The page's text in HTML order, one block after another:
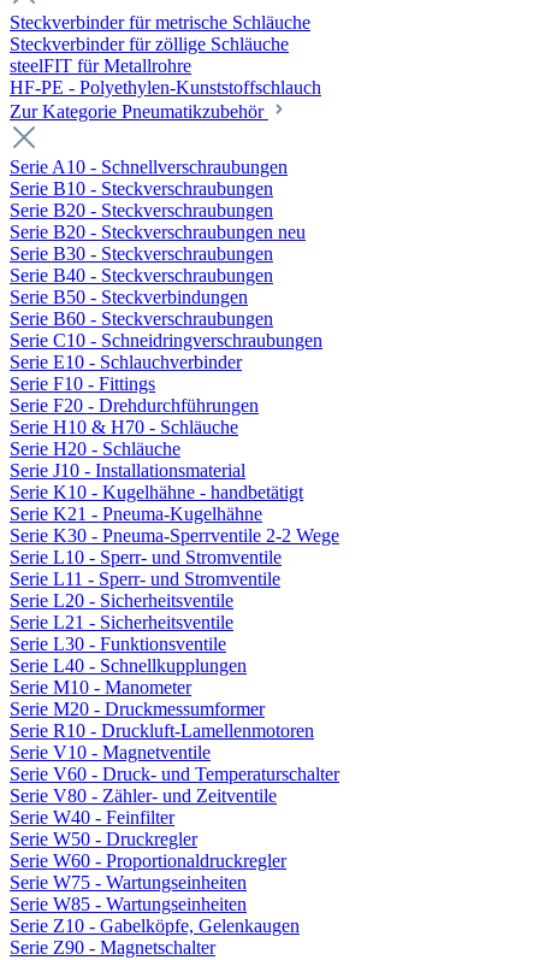
Steckverbinder für metrische Schläuche
Steckverbinder für zöllige Schläuche
steelFIT für Metallrohre
HF-PE - Polyethylen-Kunststoffschlauch
Zur Kategorie Pneumatikzubehör
Serie A10 - Schnellverschraubungen
Serie B10 - Steckverschraubungen
Serie B20 - Steckverschraubungen
Serie B20 - Steckverschraubungen neu
Serie B30 - Steckverschraubungen
Serie B40 - Steckverschraubungen
Serie B50 - Steckverbindungen
Serie B60 - Steckverschraubungen
Serie C10 - Schneidringverschraubungen
Serie E10 - Schlauchverbinder
Serie F10 - Fittings
Serie F20 - Drehdurchführungen
Serie H10 & H70 - Schläuche
Serie H20 - Schläuche
Serie J10 - Installationsmaterial
Serie K10 - Kugelhähne - handbetätigt
Serie K21 - Pneuma-Kugelhähne
Serie K30 - Pneuma-Sperrventile 2-2 Wege
Serie L10 - Sperr- und Stromventile
Serie L11 - Sperr- und Stromventile
Serie L20 - Sicherheitsventile
Serie L21 - Sicherheitsventile
Serie L30 - Funktionsventile
Serie L40 - Schnellkupplungen
Serie M10 - Manometer
Serie M20 - Druckmessumformer
Serie R10 - Druckluft-Lamellenmotoren
Serie V10 - Magnetventile
Serie V60 - Druck- und Temperaturschalter
Serie V80 - Zähler- und Zeitventile
Serie W40 - Feinfilter
Serie W50 - Druckregler
Serie W60 - Proportionaldruckregler
Serie W75 - Wartungseinheiten
Serie W85 - Wartungseinheiten
Serie Z10 - Gabelköpfe, Gelenkaugen
Serie Z90 - Magnetschalter